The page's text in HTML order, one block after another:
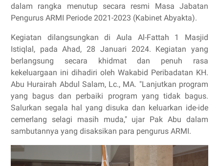
dalam rangka menutup secara resmi Masa Jabatan
Pengurus ARMI Periode 2021-2023 (Kabinet Abyakta).
Kegiatan dilangsungkan di Aula Al-Fattah 1 Masjid
Istiqlal, pada Ahad, 28 Januari 2024. Kegiatan yang
berlangsung secara khidmat dan penuh rasa
kekeluargaan ini dihadiri oleh Wakabid Peribadatan KH.
Abu Hurairah Abdul Salam, Lc., MA. "Lanjutkan program
yang bagus dan perbaiki program yang tidak bagus.
Salurkan segala hal yang disuka dan keluarkan ide-ide
cemerlang selagi masih muda," ujar Pak Abu dalam
sambutannya yang disaksikan para pengurus ARMI.